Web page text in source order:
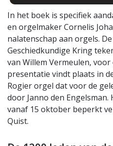
In het boek is specifiek
en orgelmaker Cornelis
nalatenschap aan orgels.
Geschiedkundige Kring
van Willem Vermeulen,
presentatie vindt plaats in
Rogier orgel dat voor de
door Janno den
vanaf 15 oktober beperkt
Quist.